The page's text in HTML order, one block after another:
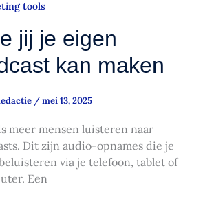
tools
jij je eigen
kan maken
/mei 13, 2025
meer mensen luisteren naar
Dit zijn audio-opnames die je
via je telefoon, tablet of
Een